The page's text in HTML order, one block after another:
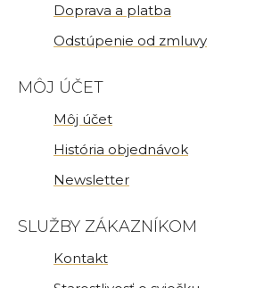
Doprava a platba
Odstúpenie od zmluvy
MÔJ ÚČET
Môj účet
História objednávok
Newsletter
SLUŽBY ZÁKAZNÍKOM
Kontakt